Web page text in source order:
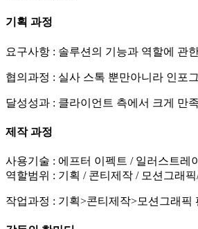
기획 과정
요구사항 : 솔루션의 기능과 역할에 관
협의과정 : 실사 스톡 뿐만아니라 인포
달성성과 : 클라이언트 측에서 크게 만
제작 과정
사용기술 : 에프터 이펙트 / 일러스트레
역할범위 : 기획 / 콘티제작 / 모션그래
작업과정 : 기획>콘티제작>모션그래픽